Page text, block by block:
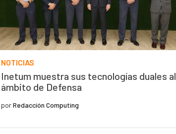
NOTICIAS
Inetum muestra sus tecnologías duales al
ámbito de Defensa
porRedacción Computing